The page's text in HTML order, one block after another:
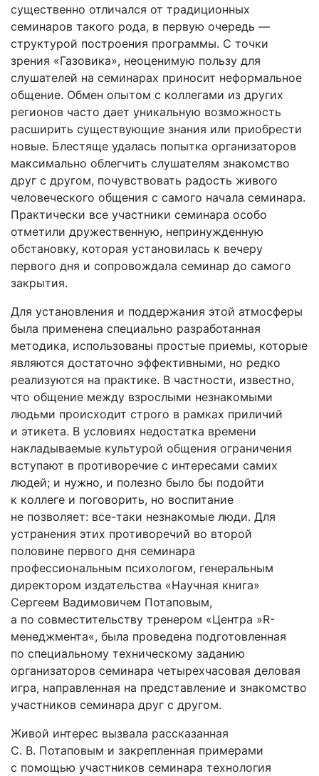
существенно отличался от традиционных
семинаров такого рода, в первую очередь —
структурой построения программы. С точки
зрения «Газовика», неоценимую пользу для
слушателей на семинарах приносит неформальное
общение. Обмен опытом с коллегами из других
регионов часто дает уникальную возможность
расширить существующие знания или приобрести
новые. Блестяще удалась попытка организаторов
максимально облегчить слушателям знакомство
друг с другом, почувствовать радость живого
человеческого общения с самого начала семинара.
Практически все участники семинара особо
отметили дружественную, непринужденную
обстановку, которая установилась к вечеру
первого дня и сопровождала семинар до самого
закрытия.
Для установления и поддержания этой атмосферы
была применена специально разработанная
методика, использованы простые приемы, которые
являются достаточно эффективными, но редко
реализуются на практике. В частности, известно,
что общение между взрослыми незнакомыми
людьми происходит строго в рамках приличий
и этикета. В условиях недостатка времени
накладываемые культурой общения ограничения
вступают в противоречие с интересами самих
людей; и нужно, и полезно было бы подойти
к коллеге и поговорить, но воспитание
не позволяет: все-таки незнакомые люди. Для
устранения этих противоречий во второй
половине первого дня семинара
профессиональным психологом, генеральным
директором издательства «Научная книга»
Сергеем Вадимовичем Потаповым,
а по совместительству тренером «Центра »R-
менеджмента«, была проведена подготовленная
по специальному техническому заданию
организаторов семинара четырехчасовая деловая
игра, направленная на представление и знакомство
участников семинара друг с другом.
Живой интерес вызвала рассказанная
С. В. Потаповым и закрепленная примерами
с помощью участников семинара технология